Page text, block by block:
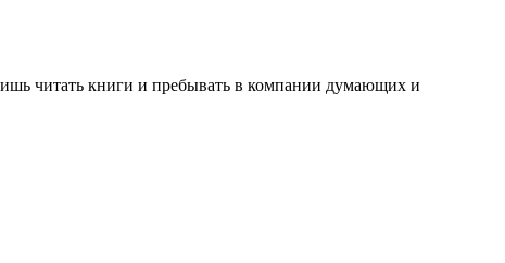
читать книги и пребывать в компании думающих и